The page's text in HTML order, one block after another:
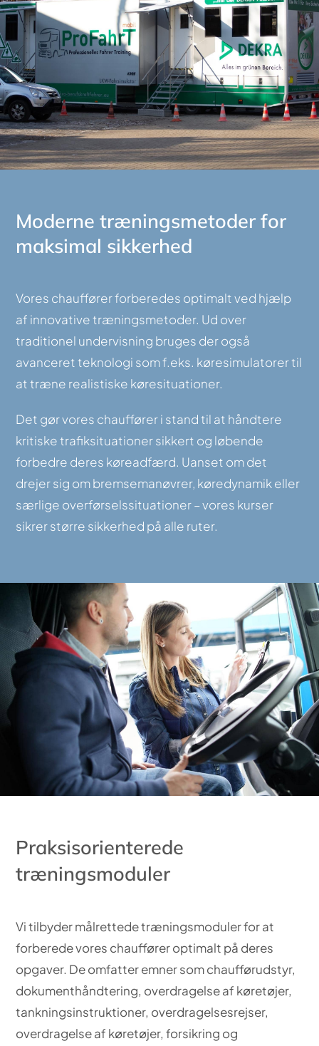
Moderne træningsmetoder for
maksimal sikkerhed
Vores chauffører forberedes optimalt ved hjælp
af innovative træningsmetoder. Ud over
traditionel undervisning bruges der også
avanceret teknologi som f.eks. køresimulatorer til
at træne realistiske køresituationer.
Det gør vores chauffører i stand til at håndtere
kritiske trafiksituationer sikkert og løbende
forbedre deres køreadfærd. Uanset om det
drejer sig om bremsemanøvrer, køredynamik eller
særlige overførselssituationer – vores kurser
sikrer større sikkerhed på alle ruter.
Praksisorienterede
træningsmoduler
Vi tilbyder målrettede træningsmoduler for at
forberede vores chauffører optimalt på deres
opgaver. De omfatter emner som chaufførudstyr,
dokumenthåndtering, overdragelse af køretøjer,
tankningsinstruktioner, overdragelsesrejser,
overdragelse af køretøjer, forsikring og